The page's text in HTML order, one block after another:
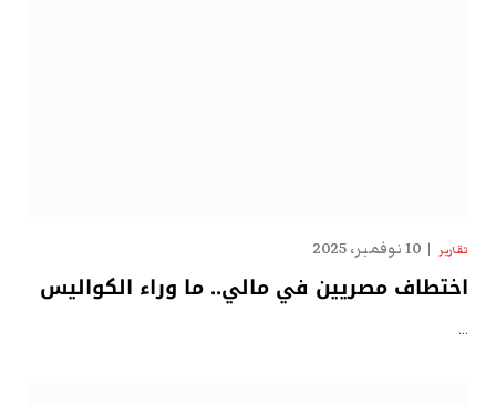
تقارير 10 نوفمبر، 2025
اختطاف مصريين في مالي.. ما وراء الكواليس
…